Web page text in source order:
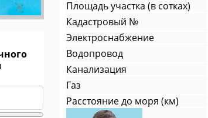
Площадь участка (в сотках)
Кадастровый №
Электроснабжение
Водопровод
Канализация
Газ
Расстояние до моря (км)